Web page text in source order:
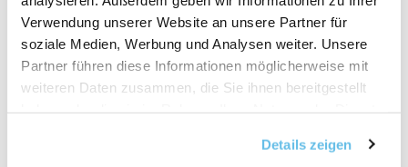
Verwendung unserer Website an unsere Partner für
soziale Medien, Werbung und Analysen weiter. Unsere
Partner führen diese Informationen möglicherweise mit
weiteren Daten zusammen, die Sie ihnen bereitgestellt
Details zeigen
do auta, które teraz pachnie mięta i cytryną dodając
energii podczas długich podróży.